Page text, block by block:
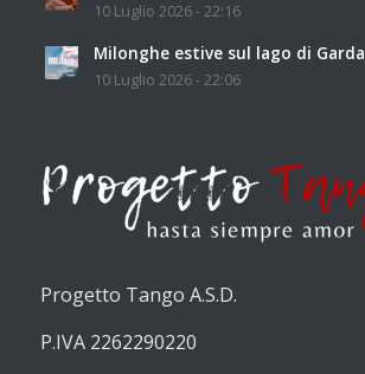
10 Luglio 2026 - 22:16
Milonghe estive sul lago di Garda
10 Luglio 2026 - 22:06
Progetto Tango A.S.D.
P.IVA 2262290220